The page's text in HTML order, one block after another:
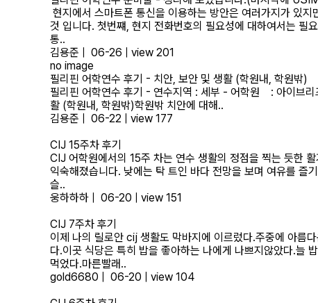
현지에서 스마트폰 통신을 이용하는 방안은 여러가지가 있
것 입니다. ​첫번쨰, 현지 전화번호의 필요성에 대하여서는 필
통..
김용준
06-26
view 201
no image
필리핀 어학연수 후기 - 치안, 보안 및 생활 (학원내, 학원밖)
필리핀 어학연수 후기 - 연수지역 : 세부 - 어학원 : 아이
활 (학원내, 학원밖)학원밖 치안에 대해..
김용준
06-22
view 177
CIJ 15주차 후기
CIJ 어학원에서의 15주 차는 연수 생활의 정점을 찍는 듯한
익숙해졌습니다. 낮에는 탁 트인 바다 전망을 보며 여유를 즐
슬..
웅하하하
06-20
view 151
CIJ 7주차 후기
이제 나의 릴로안 cij 생활도 막바지에 이르렀다.주중에 아름
다.이곳 식당은 특히 밥을 좋아하는 나에게 나쁘지않았다.늘
먹었다.마른빨래..
gold6680
06-20
view 104